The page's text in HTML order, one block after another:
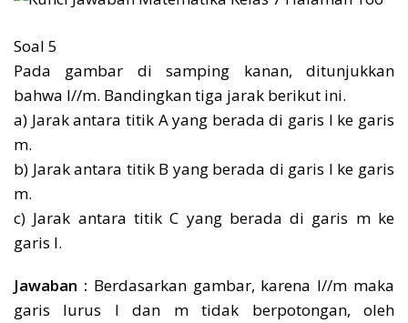
Soal 5
Pada gambar di samping kanan, ditunjukkan
bahwa l//m. Bandingkan tiga jarak berikut ini.
a) Jarak antara titik A yang berada di garis l ke garis
m.
b) Jarak antara titik B yang berada di garis l ke garis
m.
c) Jarak antara titik C yang berada di garis m ke
garis l.
Jawaban : Berdasarkan gambar, karena l//m maka
garis lurus l dan m tidak berpotongan, oleh